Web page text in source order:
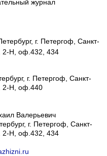
журнал
г. Петергоф, Санкт-
2-Н, оф.432, 434
г. Петергоф, Санкт-
2-Н, оф.440
Валерьевич
г. Петергоф Санкт-
2-Н, оф.432, 434